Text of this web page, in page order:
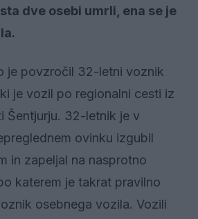
dve osebi umrli, ena se je
je povzročil 32-letni voznik
je vozil po regionalni cesti iz
Šentjurju. 32-letnik je v
ovinku izgubil
in zapeljal na nasprotno
katerem je takrat pravilno
osebnega vozila. Vozili